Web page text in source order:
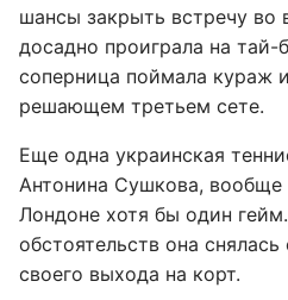
шансы закрыть встречу во
досадно проиграла на тай-
соперница поймала кураж
решающем третьем сете.
Еще одна украинская
Антонина Сушкова, вообще
Лондоне хотя бы один
обстоятельств она
своего выхода на корт.